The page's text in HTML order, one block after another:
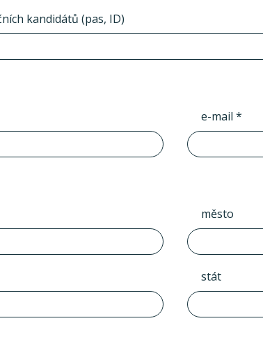
kandidátů (pas, ID)
e-mail *
město
stát